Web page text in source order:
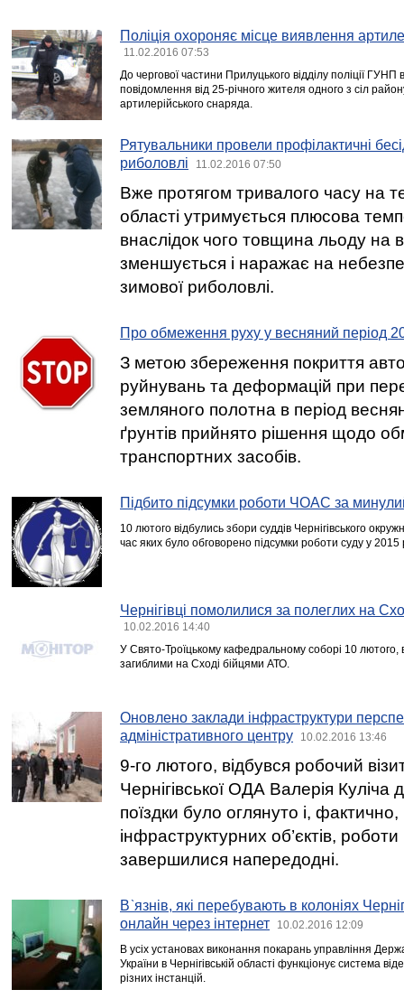
Поліція охороняє місце виявлення
11.02.2016 07:53
До чергової частини Прилуцького відділу поліції ГУНП
повідомлення від 25-річного жителя одного з сіл
артилерійського снаряда.
Рятувальники провели профілактичні
риболовлі
11.02.2016 07:50
Вже протягом тривалого часу на
області утримується плюсова
внаслідок чого товщина льоду на
зменшується і наражає на
зимової риболовлі.
Про обмеження руху у весняний період
З метою збереження покриття
руйнувань та деформацій при
земляного полотна в період
ґрунтів прийнято рішення щодо
транспортних засобів.
Підбито підсумки роботи ЧОАС за
10 лютого відбулись збори суддів Чернігівського
час яких було обговорено підсумки роботи суду у 2015
Чернігівці помолилися за полеглих на
10.02.2016 14:40
У Свято-Троїцькому кафедральному соборі 10 лютого,
загиблими на Сході бійцями АТО.
Оновлено заклади інфраструктури
адміністративного центру
10.02.2016 13:46
9-го лютого, відбувся робочий
Чернігівської ОДА Валерія Куліча
поїздки було оглянуто і,
інфраструктурних об’єктів,
завершилися напередодні.
В`язнів, які перебувають в колоніях
онлайн через інтернет
10.02.2016 12:09
В усіх установах виконання покарань управління
України в Чернігівській області функціонує система
різних інстанцій.